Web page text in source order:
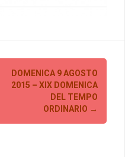
DOMENICA 9 AGOSTO
2015 – XIX DOMENICA
DEL TEMPO
ORDINARIO →